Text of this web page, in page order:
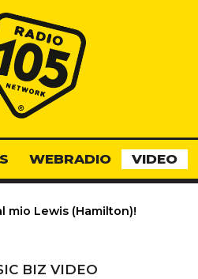
Radio 105
WEBRADIO VIDEO
mio Lewis (Hamilton)!
BIZ VIDEO